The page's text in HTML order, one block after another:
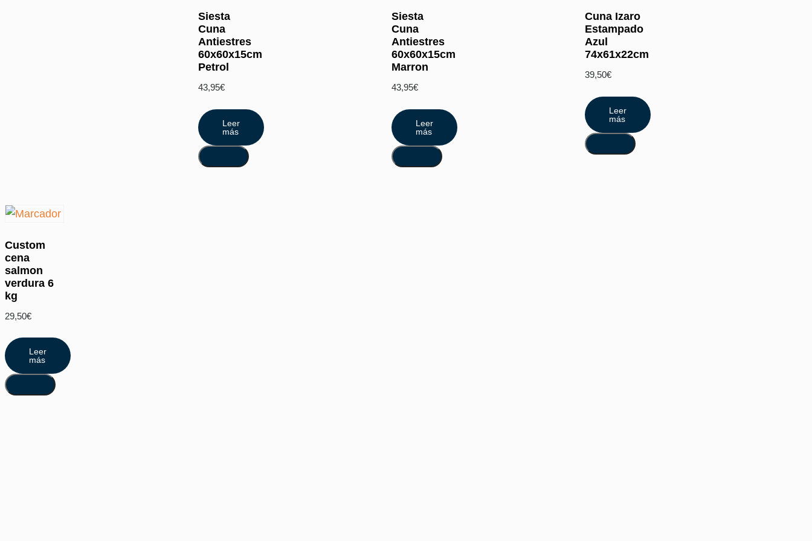
Siesta
Cuna
Antiestres
60x60x15cm
Petrol
43,95€
Leer
más
Siesta
Cuna
Antiestres
60x60x15cm
Marron
43,95€
Leer
más
Cuna Izaro
Estampado
Azul
74x61x22cm
39,50€
Leer
más
Custom
cena
salmon
verdura 6
kg
29,50€
Leer
más